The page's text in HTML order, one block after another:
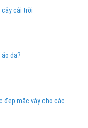
cây cải trời
da?
đẹp mặc váy cho các